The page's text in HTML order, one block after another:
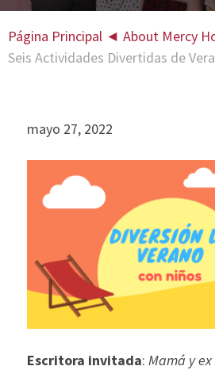
Página Principal ◄ About Mercy
Seis Actividades Divertidas de
mayo 27, 2022
Escritora invitada: Mamá y